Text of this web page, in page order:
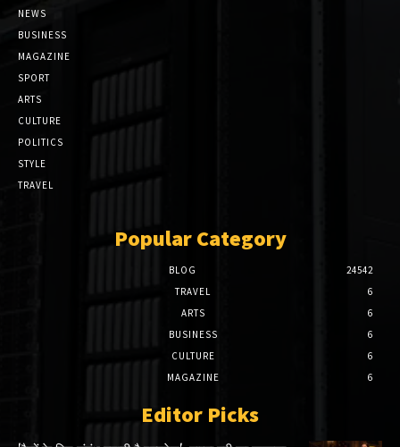
NEWS
BUSINESS
MAGAZINE
SPORT
ARTS
CULTURE
POLITICS
STYLE
TRAVEL
Popular Category
BLOG
24542
TRAVEL
6
ARTS
6
BUSINESS
6
CULTURE
6
MAGAZINE
6
Editor Picks